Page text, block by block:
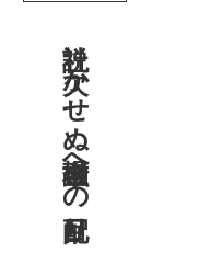
社説 欠かせぬ金融市場への目配り